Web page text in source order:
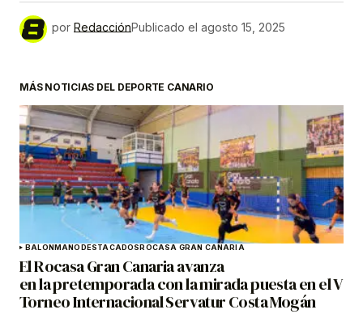
por RedacciónPublicado el agosto 15, 2025
MÁS NOTICIAS DEL DEPORTE CANARIO
BALONMANODESTACADOSROCASA GRAN CANARIA
El Rocasa Gran Canaria avanza
en la pretemporada con la mirada puesta en el V
Torneo Internacional Servatur Costa Mogán